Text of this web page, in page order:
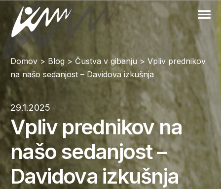
content
Domov > Blog > Čustva v gibanju > Vpliv prednikov
na našo sedanjost – Davidova izkušnja
29.1.2025
Vpliv prednikov na
našo sedanjost –
Davidova izkušnja